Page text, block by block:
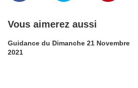
Vous aimerez aussi
Guidance du Dimanche 21 Novembre
2021